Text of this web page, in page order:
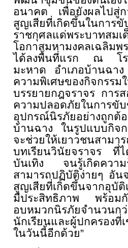
อนาคต เพื่อยังผลไปสู่ก
สูญเสียที่เกิดขึ้นในการ
ราชกุศลแด่พระบาทสมเ
โอกาสมหามงคลเฉลิม
ได้ลงพื้นที่แรก ณ โรง
มะหาด อำเภอบ้านฉา
ความพิเศษของกิจกรรม
บรรยายกฎจราจร การ
ความปลอดภัยในการขั
อุปกรณ์นิรภัยอย่างถูกต้
บ้านฉาง ในรูปแบบกิจ
จะช่วยให้เยาวชนสามาร
บทเรียนวินัยจราจร ที่ไ
บันเทิง จนรู้เกิดความ
สามารถปฏิบัติง่ายๆ อัน
สูญเสียที่เกิดขึ้นจากอุบัติ
มีประสิทธิภาพ พร้อมกั
อบหมวกนิรภัยจำนวนก
นักเรียนและผู้ปกครองที่
ในวันนี้อีกด้วย”